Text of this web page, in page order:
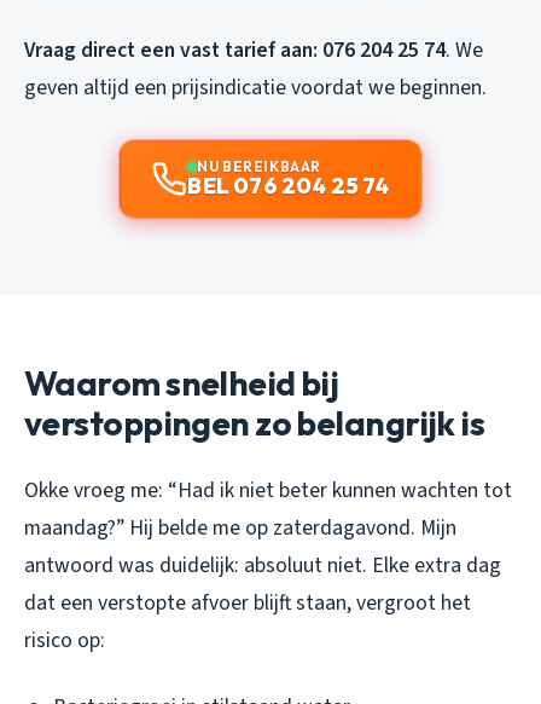
Vraag direct een vast tarief aan: 076 204 25 74. We
geven altijd een prijsindicatie voordat we beginnen.
NU BEREIKBAAR
BEL 076 204 25 74
Waarom snelheid bij
verstoppingen zo belangrijk is
Okke vroeg me: “Had ik niet beter kunnen wachten tot
maandag?” Hij belde me op zaterdagavond. Mijn
antwoord was duidelijk: absoluut niet. Elke extra dag
dat een verstopte afvoer blijft staan, vergroot het
risico op: